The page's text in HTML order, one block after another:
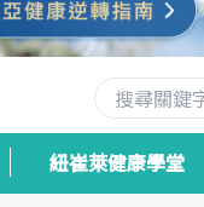
紐崔萊健康學堂